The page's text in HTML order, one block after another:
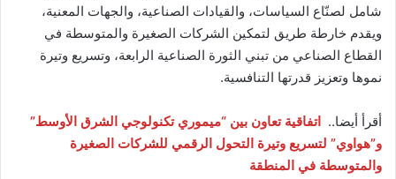
شامل لصنّاع السياسات، والقيادات الصناعية، والجهات المعنية،
ويقدم خارطة طريق لتمكين الشركات الصغيرة والمتوسطة في
القطاع الصناعي من تبني الثورة الصناعية الرابعة، وتسريع وتيرة
نموها وتعزيز قدرتها التنافسية.
أقرأ أيضا..
اتفاقية تعاون بين “ميموري تكنولوجي الشرق الأوسط”
و”هواوي” لتسريع وتيرة التحول الرقمي للشركات الصغيرة
والمتوسطة في المنطقة